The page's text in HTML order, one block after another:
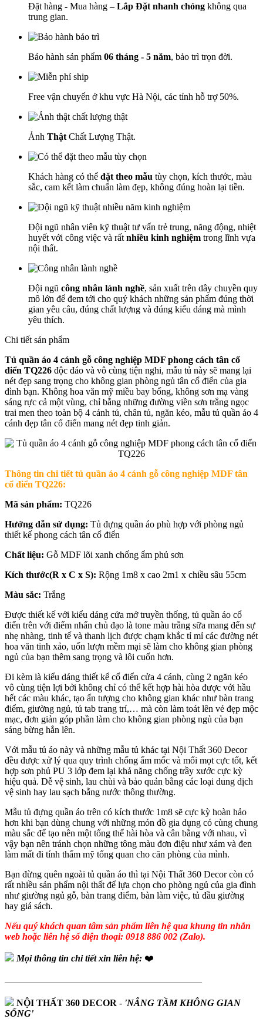
Đặt hàng - Mua hàng – Lắp Đặt nhanh chóng không qua
trung gian.
Bảo hành sản phẩm 06 tháng - 5 năm, bảo trì trọn đời.
Free vận chuyển ở khu vực Hà Nội, các tỉnh hỗ trợ 50%.
Ảnh Thật Chất Lượng Thật.
Khách hàng có thể đặt theo mẫu tùy chọn, kích thước, màu
sắc, cam kết làm chuẩn làm đẹp, không đúng hoàn lại tiền.
Đội ngũ nhân viên kỹ thuật tư vấn trẻ trung, năng động, nhiệt
huyết với công việc và rất nhiều kinh nghiệm trong lĩnh vựa
nội thất.
Đội ngũ công nhân lành nghề, sản xuất trên dây chuyền quy
mô lớn để đem tới cho quý khách những sản phẩm đúng thời
gian yêu câu, đúng chất lượng và đúng kiểu dáng mà mình
yêu thích.
Chi tiết sản phẩm
Tủ quần áo 4 cánh gỗ công nghiệp MDF phong cách tân cổ
điển TQ226 độc đáo và vô cùng tiện nghi, mẫu tủ này sẽ mang lại
nét đẹp sang trọng cho không gian phòng ngủ tân cổ điển của gia
đình bạn. Không hoa văn mỹ miều bay bổng, không sơn mạ vàng
sáng rực cả một vùng, chỉ bằng những đường viền sơn trắng ngọc
trai men theo toàn bộ 4 cánh tủ, chân tủ, ngăn kéo, mẫu tủ quần áo 4
cánh đẹp tân cổ điển mang nét đẹp tinh giản.
Thông tin chi tiết tủ quần áo 4 cánh gỗ công nghiệp MDF tân
cổ điển TQ226:
Mã sản phẩm: TQ226
Hướng dẫn sử dụng: Tủ đựng quần áo phù hợp với phòng ngủ
thiết kế phong cách tân cổ điển
Chất liệu: Gỗ MDF lõi xanh chống ẩm phủ sơn
Kích thước(R x C x S): Rộng 1m8 x cao 2m1 x chiều sâu 55cm
Màu sắc: Trắng
Được thiết kế với kiểu dáng cửa mở truyền thống, tủ quần áo cổ
điển trên với điểm nhấn chủ đạo là tone màu trắng sữa mang đến sự
nhẹ nhàng, tinh tế và thanh lịch được chạm khắc tỉ mỉ các đường nét
hoa văn tinh xảo, uốn lượn mềm mại sẽ làm cho không gian phòng
ngủ của bạn thêm sang trọng và lôi cuốn hơn.
Đi kèm là kiểu dáng thiết kể cổ điển cửa 4 cánh, cùng 2 ngăn kéo
vô cùng tiện lợi bởi không chỉ có thể kết hợp hài hòa được với hầu
hết các màu khác, tạo ấn tượng cho không gian khác như bàn trang
điểm, giường ngủ, tủ tab trang trí,… mà còn làm toát lên vẻ đẹp mộc
mạc, đơn giản góp phần làm cho không gian phòng ngủ của bạn
sáng bừng hẳn lên.
Với mẫu tủ áo này và những mẫu tủ khác tại Nội Thất 360 Decor
đều được xử lý qua quy trình chống ẩm mốc và mối mọt cực tốt, kết
hợp sơn phủ PU 3 lớp đem lại khả năng chống trầy xước cực kỳ
hiệu quả. Dễ vệ sinh, lau chùi và bảo quản bằng các loại dung dịch
vệ sinh hay lau sạch bằng nước thông thường.
Mẫu tủ đựng quần áo trên có kích thước 1m8 sẽ cực kỳ hoàn hảo
hơn khi bạn dùng chung với những món đồ gia dụng có cùng chung
màu sắc để tạo nên một tổng thể hài hòa và cân bằng với nhau, vì
vậy bạn nên tránh chọn những tông màu đơn điệu như xám và đen
làm mất đi tính thẩm mỹ tổng quan cho căn phòng của mình.
Bạn đừng quên ngoài tủ quần áo thì tại Nội Thất 360 Decor còn có
rất nhiều sản phẩm nội thất để lựa chọn cho phòng ngủ của gia đình
như giường ngủ gỗ, bàn trang điểm, bàn làm việc, tủ đầu giường
hay giá sách.
Nếu quý khách quan tâm sản phẩm liên hệ qua khung tin nhắn
web hoặc liên hệ số điện thoại: 0918 886 002 (Zalo).
Mọi thông tin chi tiết xin liên hệ: ❤️
—————————————————————
NỘI THẤT 360 DECOR - 'NÂNG TẦM KHÔNG GIAN
SỐNG'